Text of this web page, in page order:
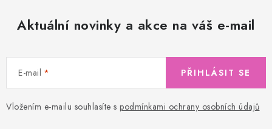
Aktuální novinky a akce na váš e-mail
E-mail
Vložením e-mailu souhlasíte s podmínkami ochrany osobních údajů
PŘIHLÁSIT SE